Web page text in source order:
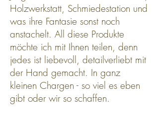
Holzwerkstatt, Schmiedestation und
was ihre Fantasie sonst noch
anstachelt. All diese Produkte
möchte ich mit Ihnen teilen, denn
jedes ist liebevoll, detailverliebt mit
der Hand gemacht. In ganz
kleinen Chargen - so viel es eben
gibt oder wir so schaffen.